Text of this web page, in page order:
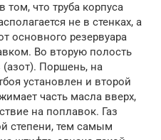
что труба корпуса
не в стенках, а
основного резервуара
Во вторую полость
(азот). Поршень, на
установлен и второй
часть масла вверх,
на поплавок. Газ
степени, тем самым